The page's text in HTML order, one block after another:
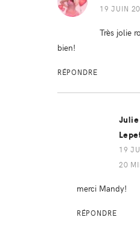
19 JUIN
Très jolie
bien!
RÉPONDRE
Julie
19
20
merci Mandy!
RÉPONDRE